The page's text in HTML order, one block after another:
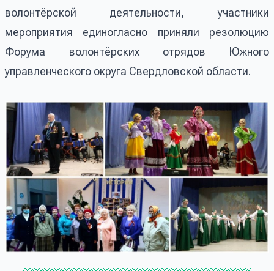
волонтёрской деятельности, участники
мероприятия единогласно приняли резолюцию
Форума волонтёрских отрядов Южного
управленческого округа Свердловской области.